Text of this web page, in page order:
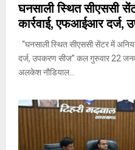
घनसाली स्थित सीएससी
कार्रवाई, एफआईआर दर्ज,
“घनसाली स्थित सीएससी सेंटर में
दर्ज, उपकरण सीज” कल गुरुवार 22
अलकेश नौडियाल...